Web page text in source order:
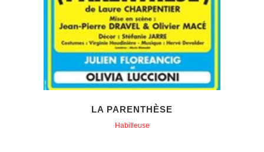
LA PARENTHÈSE
Habilleuse